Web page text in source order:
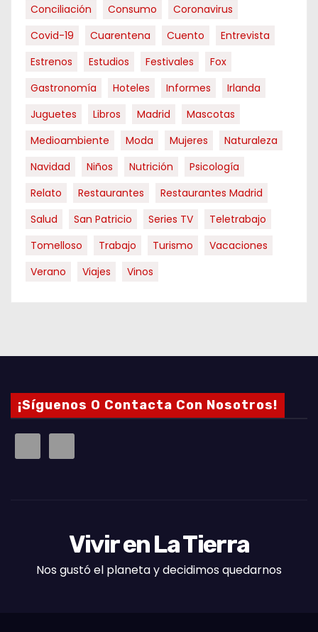
Conciliación
Consumo
Coronavirus
Covid-19
Cuarentena Cuento
Entrevista
Estrenos
Estudios Festivales
Fox
Gastronomía
Hoteles Informes
Irlanda
Juguetes
Libros Madrid
Mascotas
Medioambiente
Moda Mujeres
Naturaleza
Navidad
Niños Nutrición
Psicología
Relato
Restaurantes
Restaurantes Madrid
Salud
San Patricio Series TV
Teletrabajo
Tomelloso
Trabajo Turismo
Vacaciones
Verano
Viajes Vinos
¡Síguenos O Contacta Con Nosotros!
Vivir en La Tierra
Nos gustó el planeta y decidimos quedarnos